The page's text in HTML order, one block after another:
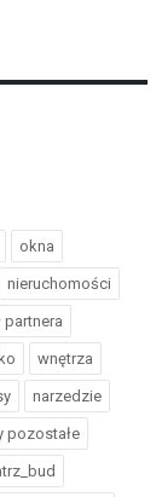
okna
nieruchomości
partnera
wnętrza
narzedzie
pozostałe